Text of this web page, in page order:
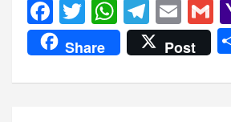
F
a
ce
b
T
wi
tt
er
W
h
at
s
T
el
e
gr
E
m
ail
G
Share Post